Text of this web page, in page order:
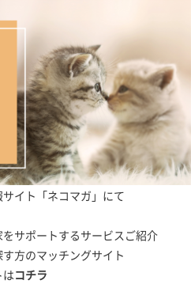
サイト「ネコマガ」にて
サポートするサービスご紹介
方のマッチングサイト
はコチラ